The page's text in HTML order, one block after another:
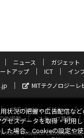
ニュース ガジェット
トアップ ICT
イン
MITテクノロジーレ
プライバシーポリシー
告掲載 スタッフ募集
ASCII Research
状況の把握や広告配信など
セスデータを取得・利用
た場合、Cookieの設定や